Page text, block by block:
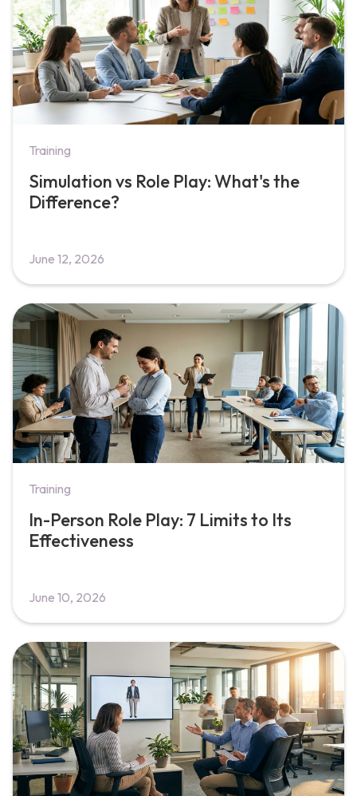
Training
Simulation vs Role Play: What's the
Difference?
June 12, 2026
Training
In-Person Role Play: 7 Limits to Its
Effectiveness
June 10, 2026